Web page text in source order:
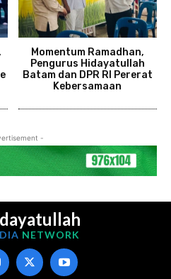
Momentum Ramadhan,
Pengurus Hidayatullah
Batam dan DPR RI Pererat
Kebersamaan
-
NETWORK